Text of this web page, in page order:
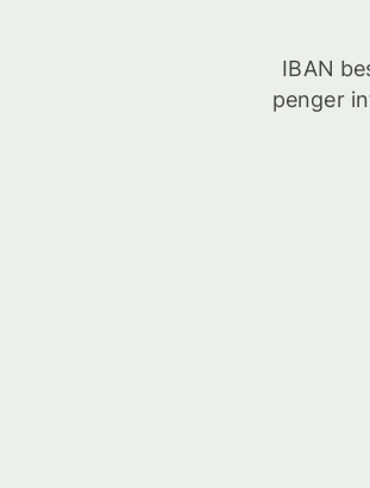
IBAN
penger